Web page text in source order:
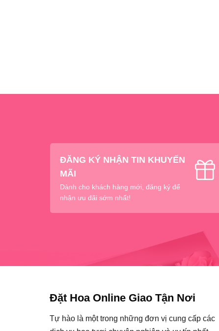
ĐĂNG KÝ NHẬN TIN KHUYẾN
MÃI
Dành cho khách hàng mới, đăng ký để
nhận ưu đãi sớm nhất!
Đặt Hoa Online Giao Tận Nơi
Tự hào là một trong những đơn vị cung cấp các